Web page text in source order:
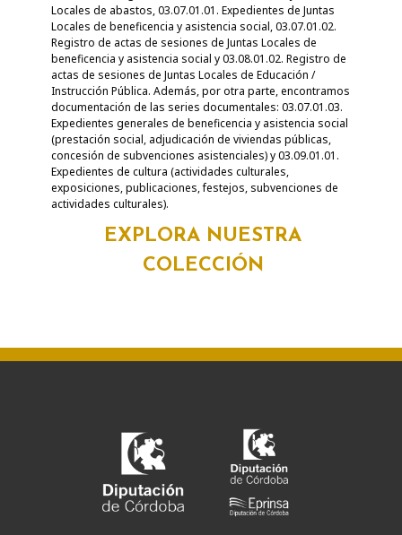
Locales de abastos, 03.07.01.01. Expedientes de Juntas
Locales de beneficencia y asistencia social, 03.07.01.02.
Registro de actas de sesiones de Juntas Locales de
beneficencia y asistencia social y 03.08.01.02. Registro de
actas de sesiones de Juntas Locales de Educación /
Instrucción Pública. Además, por otra parte, encontramos
documentación de las series documentales: 03.07.01.03.
Expedientes generales de beneficencia y asistencia social
(prestación social, adjudicación de viviendas públicas,
concesión de subvenciones asistenciales) y 03.09.01.01.
Expedientes de cultura (actividades culturales,
exposiciones, publicaciones, festejos, subvenciones de
actividades culturales).
EXPLORA NUESTRA
COLECCIÓN